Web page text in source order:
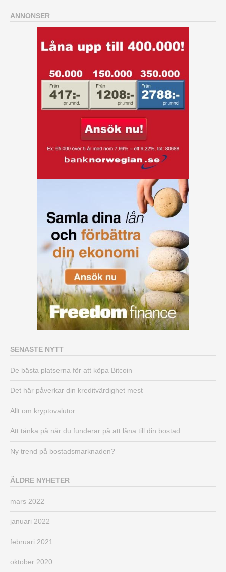
ANNONSER
SENASTE NYTT
De bästa platserna för att köpa Bitcoin
Det här påverkar din kreditvärdighet mest
Allt om kryptovalutor
Att tänka på när du funderar på att låna till din bostad
Ny trend på bostadsmarknaden?
ÄLDRE NYHETER
mars 2022
januari 2022
februari 2021
oktober 2020